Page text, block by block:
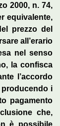
2000, n. 74,
equivalente,
prezzo del
all’erario
nel senso
la confisca
l’accordo
producendo i
pagamento
che,
è possibile